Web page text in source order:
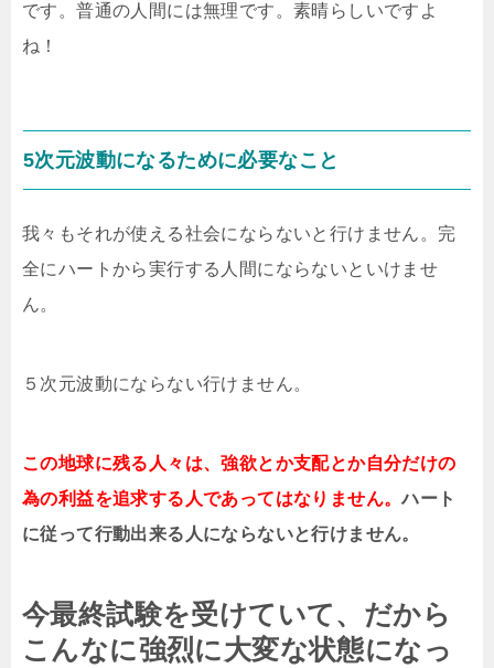
です。普通の人間には無理です。素晴らしいですよ
ね！
5次元波動になるために必要なこと
我々もそれが使える社会にならないと行けません。完
全にハートから実行する人間にならないといけませ
ん。
５次元波動にならない行けません。
この地球に残る人々は、強欲とか支配とか自分だけの
為の利益を追求する人であってはなりません。ハート
に従って行動出来る人にならないと行けません。
今最終試験を受けていて、だから
こんなに強烈に大変な状態になっ